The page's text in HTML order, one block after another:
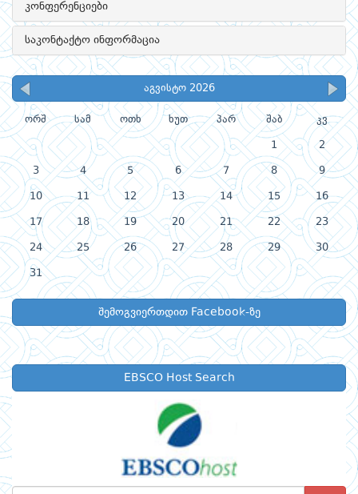
კონფერენციები
საკონტაქტო ინფორმაცია
აგვისტო 2026
ორშ სამ ოთხ ხუთ პარ შაბ კვ
1 2
3 4 5 6 7 8 9
10 11 12 13 14 15 16
17 18 19 20 21 22 23
24 25 26 27 28 29 30
31
შემოგვიერთდით Facebook-ზე
EBSCO Host Search